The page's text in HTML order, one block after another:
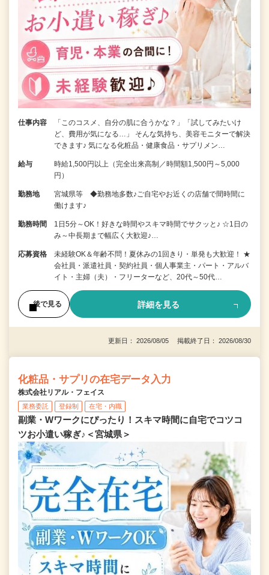
仕事内容
「このコスメ、自分の肌に合うかな？」「試してみたいけ
ど、費用が気になる…」 そんな気持ち、美容モニターで解決
できます♪ 気になる化粧品・健康食品・サプリメン…
給与
時給1,500円以上（完全出来高制／時間額1,500円～5,000
円）
勤務地
宮城県等 ◆勤務地多数♪ご自宅やお近くの店舗で間時間に
働けます♪
勤務時間
1日5分～OK！好きな時間やスキマ時間でサクッと♪ ☆1日の
み～中長期まで幅広く大歓迎♪…
応募資格
未経験OK＆年齢不問！夏休みの1回きり・単発も大歓迎！ ★
会社員・派遣社員・契約社員・個人事業主・パート・アルバ
イト・主婦（夫）・フリーターなど、20代～50代…
後で見る 詳細を見る
更新日： 2026/08/05 掲載終了日： 2026/08/30
化粧品・サプリの在宅データ入力
株式会社リアル・フェイス
業務委託 登録制 在宅・内職
副業・Wワークにぴったり！スキマ時間に自宅でコツコ
ツお小遣い稼ぎ♪＜宮城県＞